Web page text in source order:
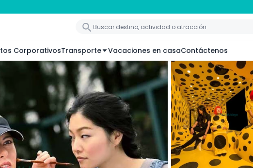
CorporativosTransporte Vacaciones en casaContáctenos